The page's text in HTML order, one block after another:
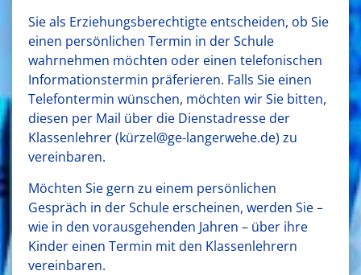
Sie als Erziehungsberechtigte entscheiden, ob Sie
einen persönlichen Termin in der Schule
wahrnehmen möchten oder einen telefonischen
Informationstermin präferieren. Falls Sie einen
Telefontermin wünschen, möchten wir Sie bitten,
diesen per Mail über die Dienstadresse der
Klassenlehrer (kürzel@ge-langerwehe.de) zu
vereinbaren.
Möchten Sie gern zu einem persönlichen
Gespräch in der Schule erscheinen, werden Sie –
wie in den vorausgehenden Jahren – über ihre
Kinder einen Termin mit den Klassenlehrern
vereinbaren.